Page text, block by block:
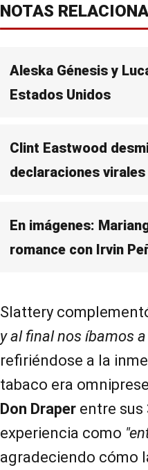
NOTAS
Aleska Génesis y
Estados Unidos
Clint Eastwood
declaraciones
En imágenes:
romance con Irvin
Slattery
y al final nos íbamos
refiriéndose a la
tabaco era
Don Draper entre sus
experiencia como
agradeciendo cómo